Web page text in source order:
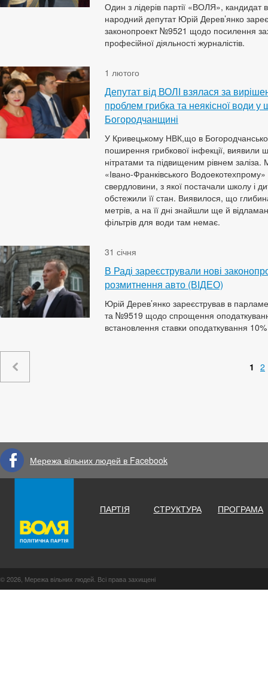
Один з лідерів партії «ВОЛЯ», кандидат
народний депутат Юрій Дерев’янко
законопроект №9521 щодо посилення
професійної діяльності журналістів.
1 лютого
Депутат від ВОЛІ взялася за
проблем грибка та неякісної води у
Богородчанщині
У Кривецькому НВК,що в
поширення грибкової інфекції, виявили
нітратами та підвищеним рівнем заліза.
«Івано-Франківського
свердловини, з якої постачали школу і
обстежили її стан. Виявилося, що
метрів, а на її дні знайшли ще й
фільтрів для води там немає.
31 січня
В Раді зареєстрували нові
розмитнення авто (ВІДЕО)
Юрій Дерев’янко зареєстрував в
та №9519 щодо спрощення
встановлення ставки оподаткування 10%
1 2
Мережа вільних людей в Facebook
ПАРТІЯ СТРУКТУРА ПРОГРАМА
© 2026, Мережа вільних людей. Всі права захищені